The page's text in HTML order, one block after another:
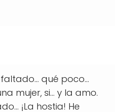
qué poco…
mujer, si… y la amo.
¡La hostia! He